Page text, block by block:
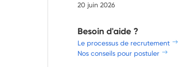
20 juin 2026
Besoin d'aide ?
Le processus de recrutement
Nos conseils pour postuler